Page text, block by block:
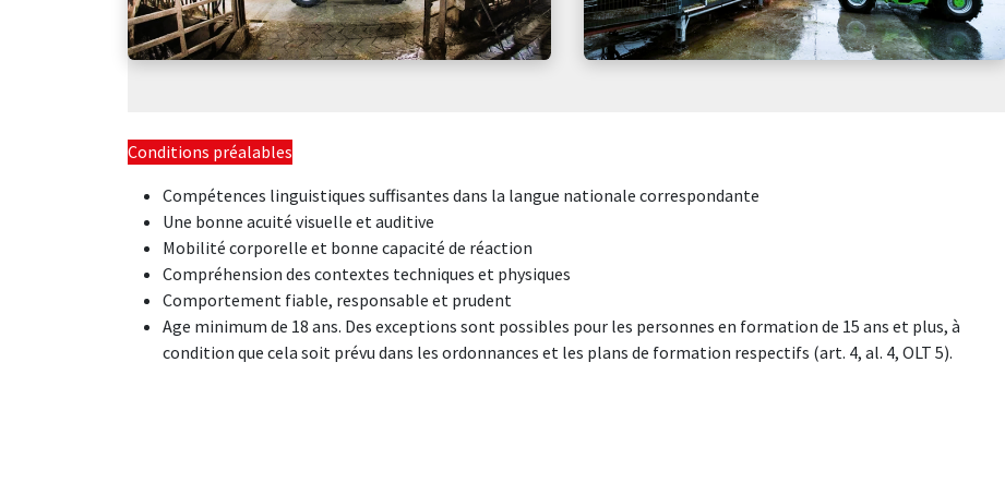
Conditions préalables
Compétences linguistiques suffisantes dans la langue nationale correspondante
Une bonne acuité visuelle et auditive
Mobilité corporelle et bonne capacité de réaction
Compréhension des contextes techniques et physiques
Comportement fiable, responsable et prudent
Age minimum de 18 ans. Des exceptions sont possibles pour les personnes en formation de 15 ans et plus, à
condition que cela soit prévu dans les ordonnances et les plans de formation respectifs (art. 4, al. 4, OLT 5).